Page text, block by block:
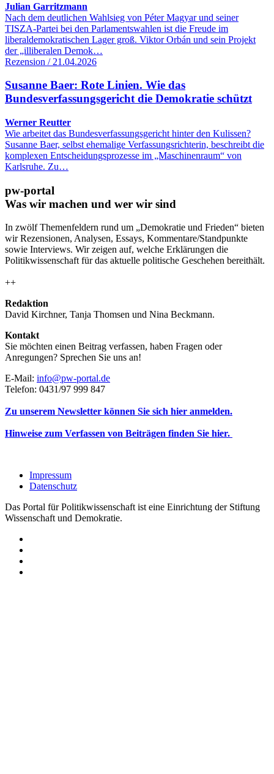
Julian Garritzmann
Nach dem deutlichen Wahlsieg von Péter Magyar und seiner
TISZA-Partei bei den Parlamentswahlen ist die Freude im
liberaldemokratischen Lager groß. Viktor Orbán und sein Projekt
der „illiberalen Demok…
Rezension / 21.04.2026
Susanne Baer: Rote Linien. Wie das
Bundesverfassungsgericht die Demokratie schützt
Werner Reutter
Wie arbeitet das Bundesverfassungsgericht hinter den Kulissen?
Susanne Baer, selbst ehemalige Verfassungsrichterin, beschreibt die
komplexen Entscheidungsprozesse im „Maschinenraum“ von
Karlsruhe. Zu…
pw-portal
Was wir machen und wer wir sind
In zwölf Themenfeldern rund um „Demokratie und Frieden“ bieten
wir Rezensionen, Analysen, Essays, Kommentare/Standpunkte
sowie Interviews. Wir zeigen auf, welche Erklärungen die
Politikwissenschaft für das aktuelle politische Geschehen bereithält.
++
Redaktion
David Kirchner, Tanja Thomsen und Nina Beckmann.
Kontakt
Sie möchten einen Beitrag verfassen, haben Fragen oder
Anregungen? Sprechen Sie uns an!
E-Mail: info@pw-portal.de
Telefon: 0431/97 999 847
Zu unserem Newsletter können Sie sich hier anmelden.
Hinweise zum Verfassen von Beiträgen finden Sie hier.
Impressum
Datenschutz
Das Portal für Politikwissenschaft ist eine Einrichtung der Stiftung
Wissenschaft und Demokratie.